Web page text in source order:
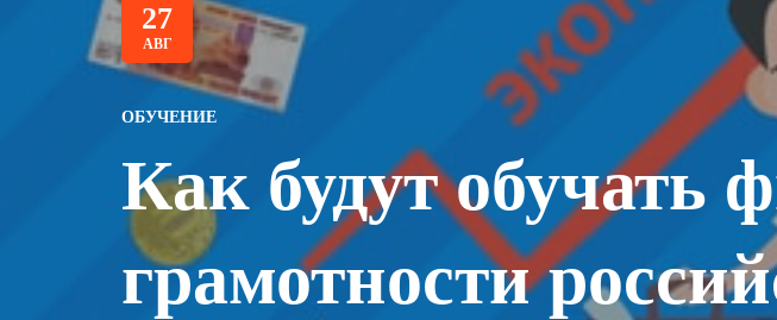
27
АВГ
ОБУЧЕНИЕ
Как будут обучать
грамотности